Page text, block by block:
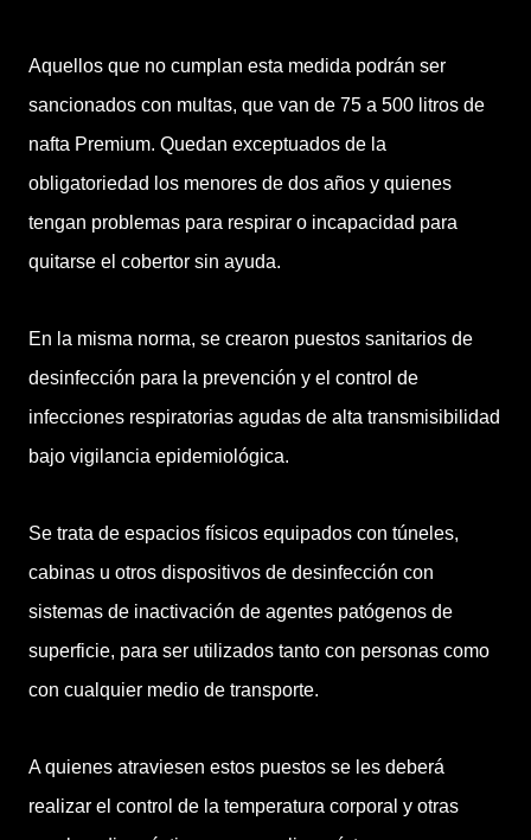
Aquellos que no cumplan esta medida podrán ser
sancionados con multas, que van de 75 a 500 litros de
nafta Premium. Quedan exceptuados de la
obligatoriedad los menores de dos años y quienes
tengan problemas para respirar o incapacidad para
quitarse el cobertor sin ayuda.
En la misma norma, se crearon puestos sanitarios de
desinfección para la prevención y el control de
infecciones respiratorias agudas de alta transmisibilidad
bajo vigilancia epidemiológica.
Se trata de espacios físicos equipados con túneles,
cabinas u otros dispositivos de desinfección con
sistemas de inactivación de agentes patógenos de
superficie, para ser utilizados tanto con personas como
con cualquier medio de transporte.
A quienes atraviesen estos puestos se les deberá
realizar el control de la temperatura corporal y otras